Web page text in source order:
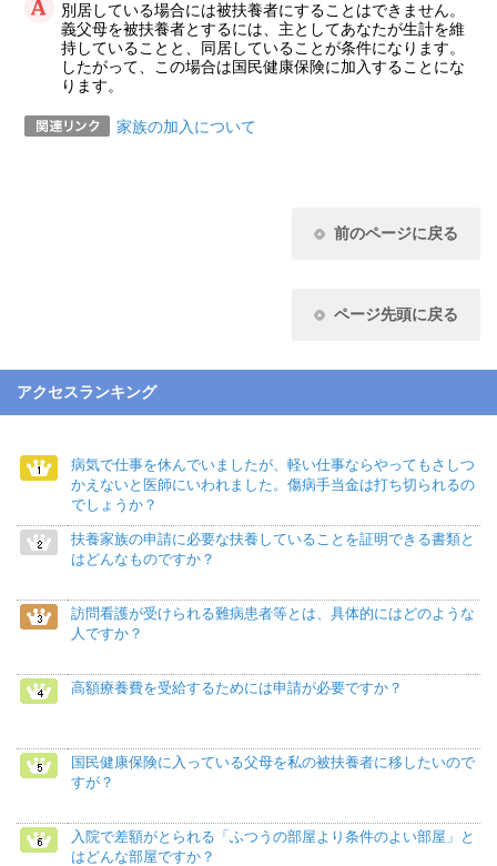
別居している場合には被扶養者にすることはできません。
義父母を被扶養者とするには、主としてあなたが生計を維
持していることと、同居していることが条件になります。
したがって、この場合は国民健康保険に加入することにな
ります。
家族の加入について
前のページに戻る
ページ先頭に戻る
アクセスランキング
病気で仕事を休んでいましたが、軽い仕事ならやってもさしつ
かえないと医師にいわれました。傷病手当金は打ち切られるの
でしょうか？
扶養家族の申請に必要な扶養していることを証明できる書類と
はどんなものですか？
訪問看護が受けられる難病患者等とは、具体的にはどのような
人ですか？
高額療養費を受給するためには申請が必要ですか？
国民健康保険に入っている父母を私の被扶養者に移したいので
すが？
入院で差額がとられる「ふつうの部屋より条件のよい部屋」と
はどんな部屋ですか？